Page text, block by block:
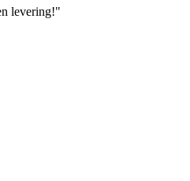
levering!"